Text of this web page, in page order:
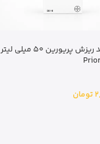
اسپری ضد ریزش پریورین 50 میلی لیتر
تومان